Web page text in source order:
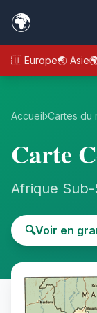
🌍
🇪🇺 Europe🌏 Asie
Accueil›Cartes du
Carte
Afrique Sub-
🔍Voir en